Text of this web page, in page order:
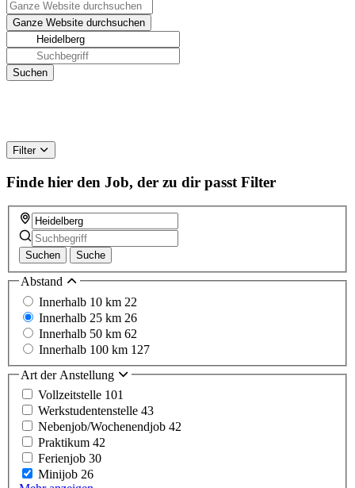
Filter
Finde hier den Job, der zu dir passt Filter
Suchen Suche
Abstand
Innerhalb 10 km 22
Innerhalb 25 km 26
Innerhalb 50 km 62
Innerhalb 100 km 127
Art der Anstellung
Vollzeitstelle 101
Werkstudentenstelle 43
Nebenjob/Wochenendjob 42
Praktikum 42
Ferienjob 30
Minijob 26